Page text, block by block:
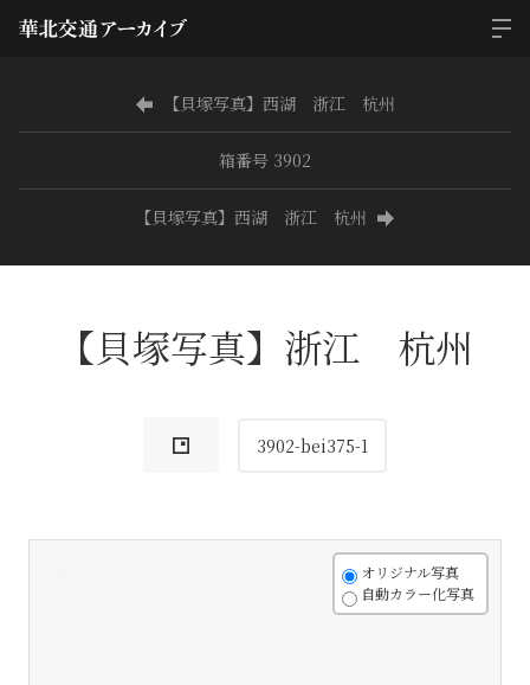
【貝塚写真】西湖 浙江 杭州
箱番号 3902
【貝塚写真】西湖 浙江 杭州
【貝塚写真】浙江 杭州
3902-bei375-1
オリジナル写真
自動カラー化写真